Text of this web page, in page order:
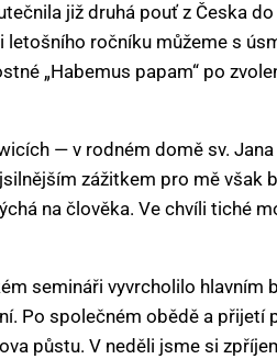
již druhá pouť z Česka
ročníku můžeme s
„Habemus papam“ po
— v rodném domě sv.
zážitkem pro mě však
na člověka. Ve chvíli tiché
semináři vyvrcholilo
Po společném obědě a
půstu. V neděli jsme si